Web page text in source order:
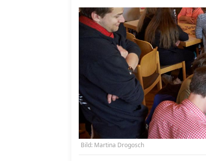
Bild: Martina Drogosch